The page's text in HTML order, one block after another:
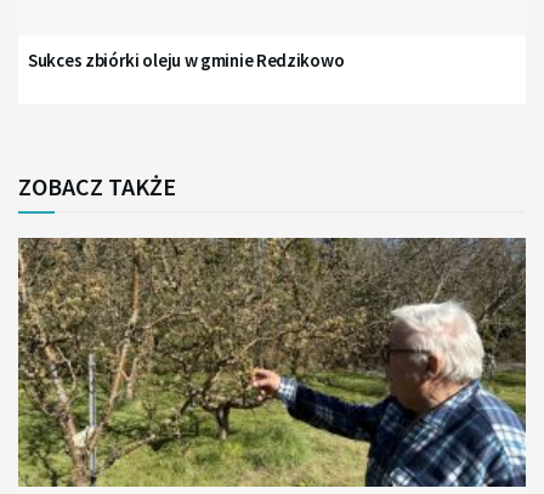
Sukces zbiórki oleju w gminie Redzikowo
ZOBACZ TAKŻE